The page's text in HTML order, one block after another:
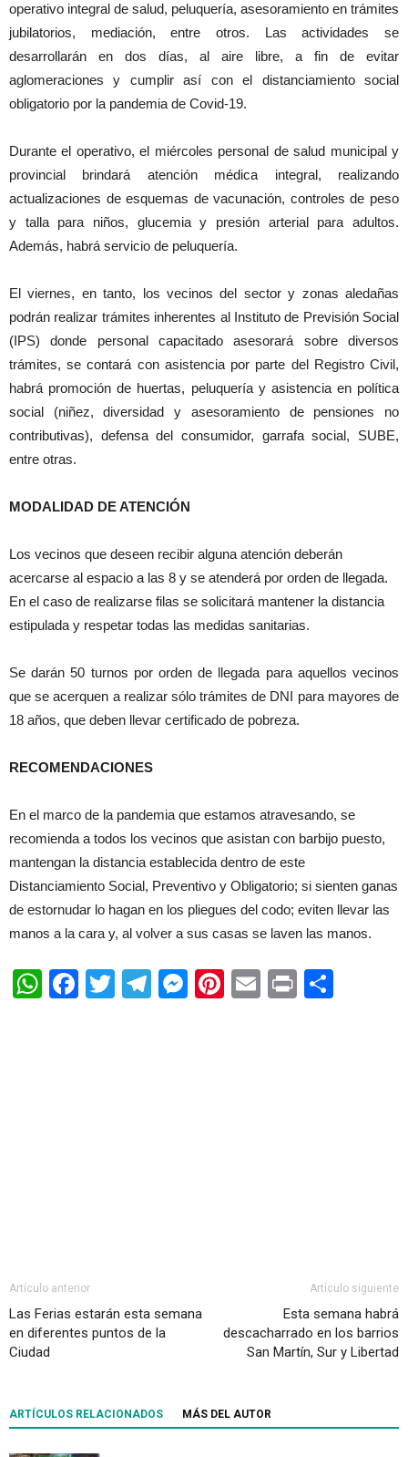
operativo integral de salud, peluquería, asesoramiento en trámites
jubilatorios, mediación, entre otros. Las actividades se
desarrollarán en dos días, al aire libre, a fin de evitar
aglomeraciones y cumplir así con el distanciamiento social
obligatorio por la pandemia de Covid-19.
Durante el operativo, el miércoles personal de salud municipal y
provincial brindará atención médica integral, realizando
actualizaciones de esquemas de vacunación, controles de peso
y talla para niños, glucemia y presión arterial para adultos.
Además, habrá servicio de peluquería.
El viernes, en tanto, los vecinos del sector y zonas aledañas
podrán realizar trámites inherentes al Instituto de Previsión Social
(IPS) donde personal capacitado asesorará sobre diversos
trámites, se contará con asistencia por parte del Registro Civil,
habrá promoción de huertas, peluquería y asistencia en política
social (niñez, diversidad y asesoramiento de pensiones no
contributivas), defensa del consumidor, garrafa social, SUBE,
entre otras.
MODALIDAD DE ATENCIÓN
Los vecinos que deseen recibir alguna atención deberán
acercarse al espacio a las 8 y se atenderá por orden de llegada.
En el caso de realizarse filas se solicitará mantener la distancia
estipulada y respetar todas las medidas sanitarias.
Se darán 50 turnos por orden de llegada para aquellos vecinos
que se acerquen a realizar sólo trámites de DNI para mayores de
18 años, que deben llevar certificado de pobreza.
RECOMENDACIONES
En el marco de la pandemia que estamos atravesando, se
recomienda a todos los vecinos que asistan con barbijo puesto,
mantengan la distancia establecida dentro de este
Distanciamiento Social, Preventivo y Obligatorio; si sienten ganas
de estornudar lo hagan en los pliegues del codo; eviten llevar las
manos a la cara y, al volver a sus casas se laven las manos.
WhatsApp
Facebook
TwitterTelegram
Messenger
Pinterest
EmailPrint
Artículo anterior
Las Ferias estarán esta semana
en diferentes puntos de la
Ciudad
Artículo siguiente
Esta semana habrá
descacharrado en los barrios
San Martín, Sur y Libertad
ARTÍCULOS RELACIONADOS MÁS DEL AUTOR